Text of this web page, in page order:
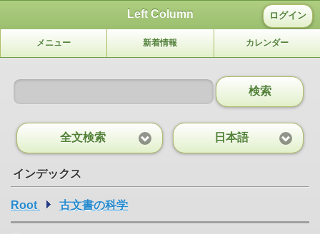
Left Column ログイン
メニュー 新着情報 カレンダー
検索
全文検索 日本語
インデックス
Root 古文書の科学